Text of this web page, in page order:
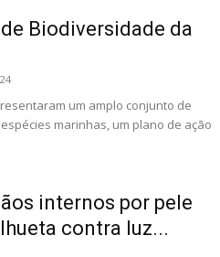
Biodiversidade da
um amplo conjunto de
marinhas, um plano de ação
internos por pele
contra luz...